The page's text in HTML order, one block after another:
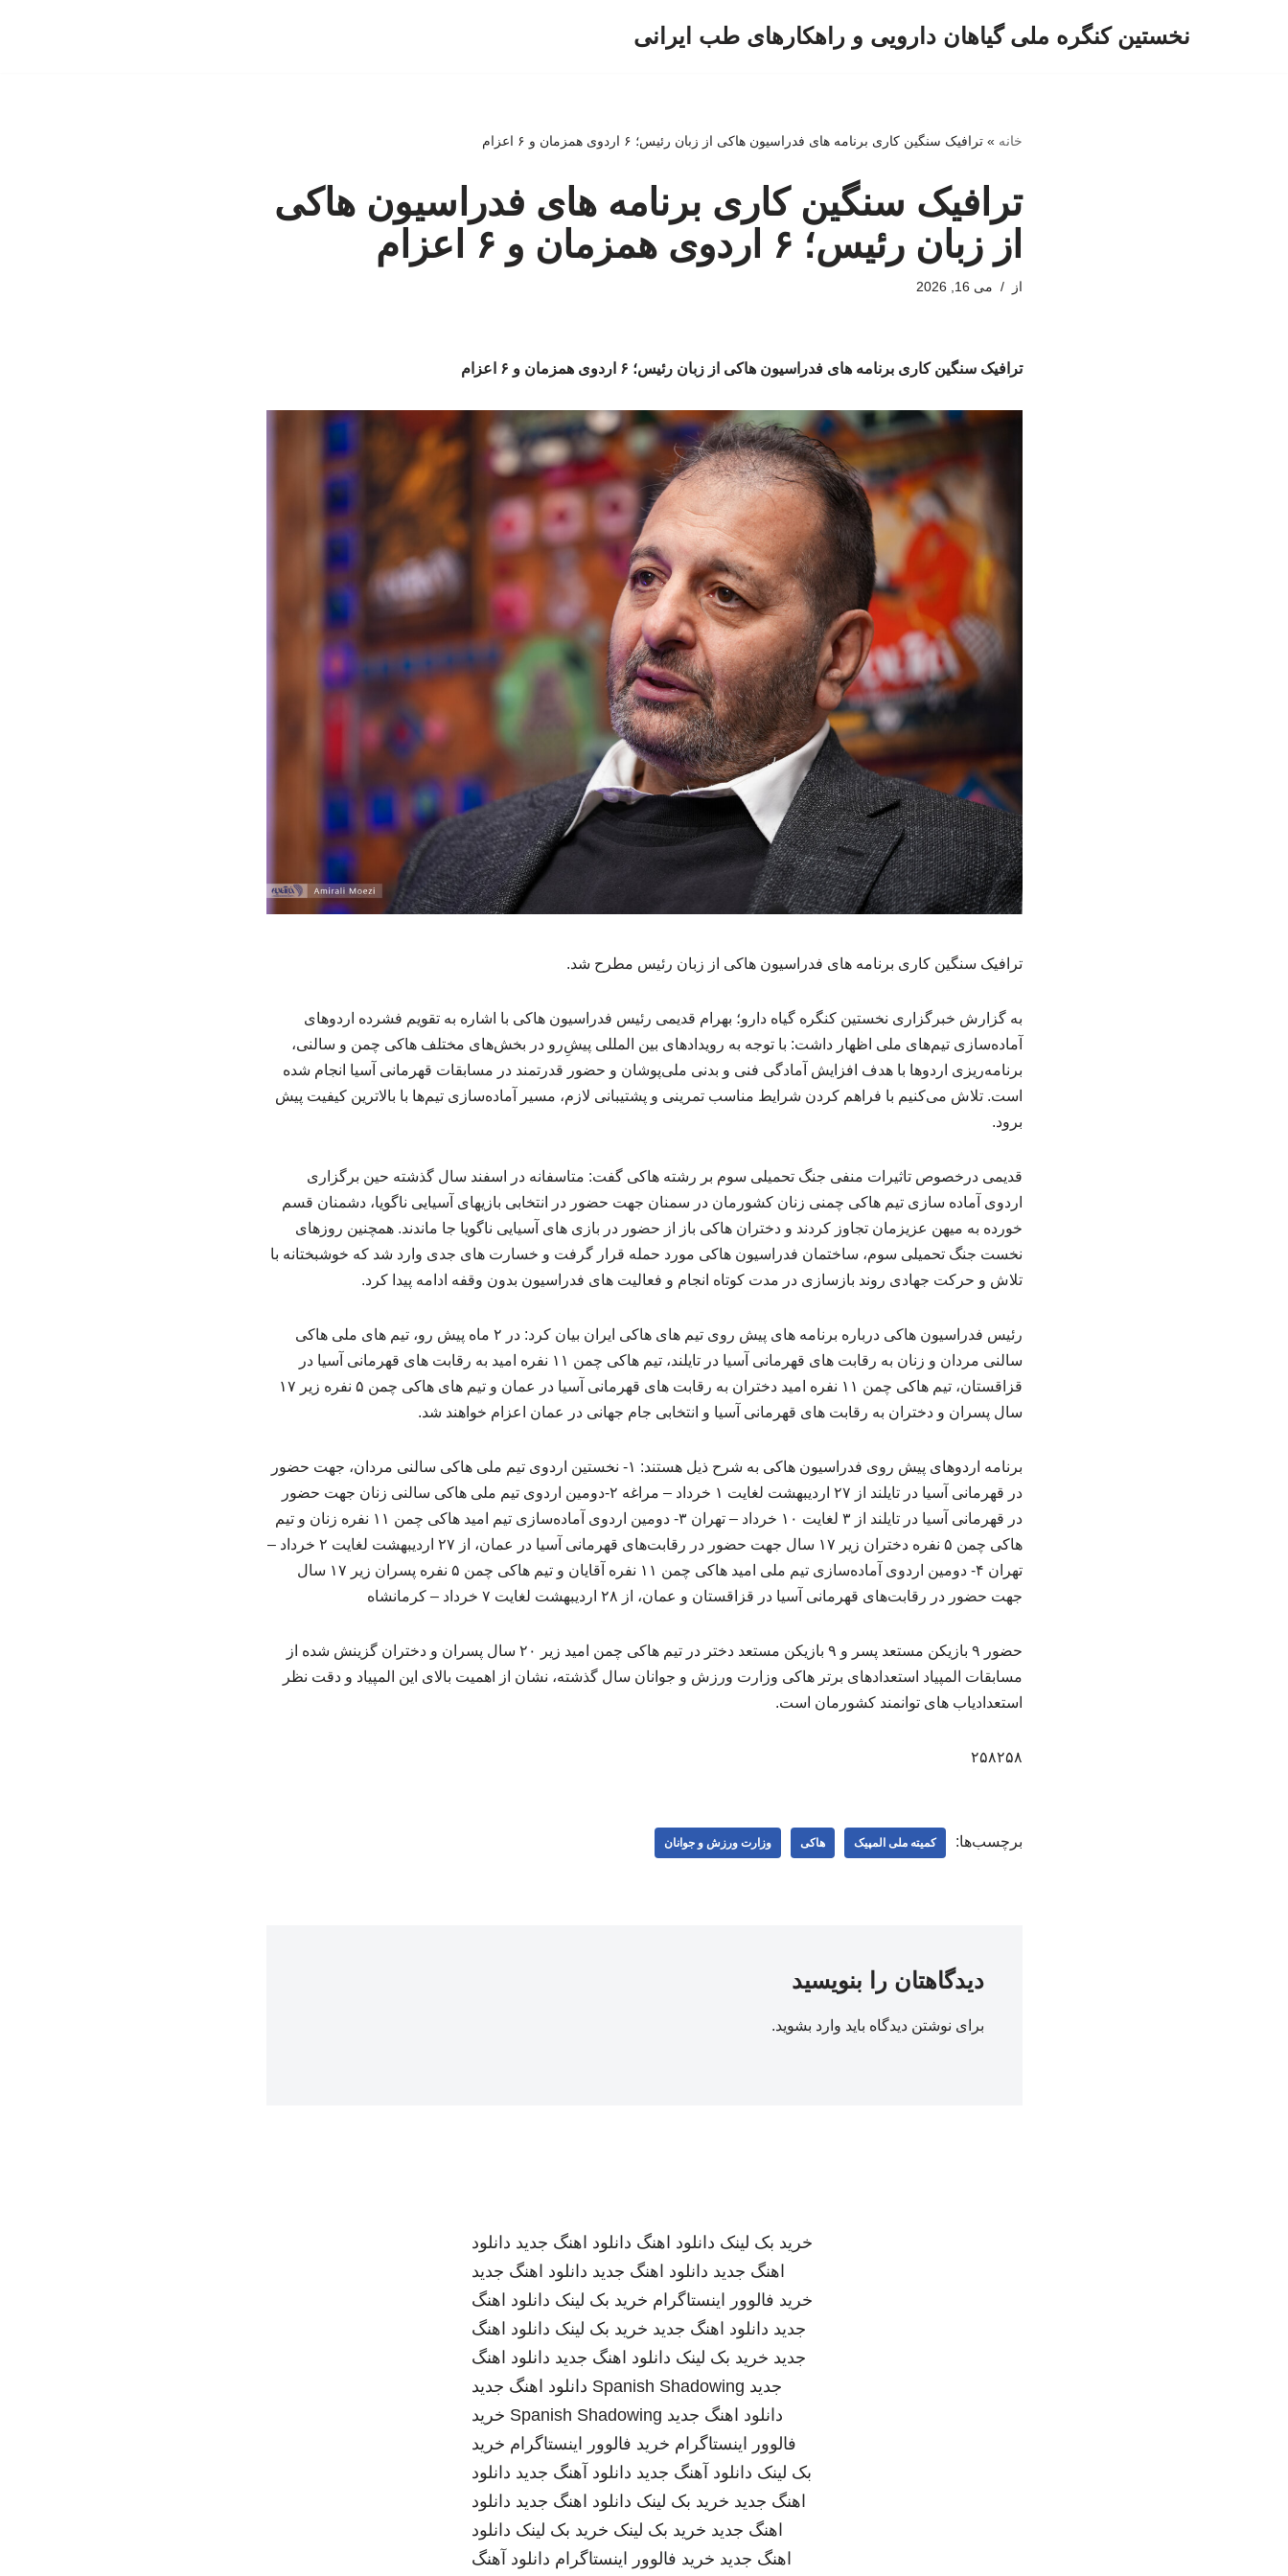
نخستین کنگره ملی گیاهان دارویی و راهکارهای طب ایرانی
خانه »ترافیک سنگین کاری برنامه های فدراسیون هاکی از زبان رئیس؛ ۶ اردوی همزمان و ۶ اعزام
ترافیک سنگین کاری برنامه های فدراسیون هاکی
از زبان رئیس؛ ۶ اردوی همزمان و ۶ اعزام
از می 16, 2026
ترافیک سنگین کاری برنامه های فدراسیون هاکی از زبان رئیس؛ ۶ اردوی همزمان و ۶ اعزام
ترافیک سنگین کاری برنامه های فدراسیون هاکی از زبان رئیس مطرح شد.
به گزارش خبرگزاری نخستین کنگره گیاه دارو؛ بهرام قدیمی رئیس فدراسیون هاکی با اشاره به تقویم فشرده اردوهای
آماده‌سازی تیم‌های ملی اظهار داشت: با توجه به رویدادهای بین المللی پیشِ‌رو در بخش‌های مختلف هاکی چمن و سالنی،
برنامه‌ریزی اردوها با هدف افزایش آمادگی فنی و بدنی ملی‌پوشان و حضور قدرتمند در مسابقات قهرمانی آسیا انجام شده
است. تلاش می‌کنیم با فراهم کردن شرایط مناسب تمرینی و پشتیبانی لازم، مسیر آماده‌سازی تیم‌ها با بالاترین کیفیت پیش
برود.
قدیمی درخصوص تاثیرات منفی جنگ تحمیلی سوم بر رشته هاکی گفت: متاسفانه در اسفند سال گذشته حین برگزاری
اردوی آماده سازی تیم هاکی چمنی زنان کشورمان در سمنان جهت حضور در انتخابی بازیهای آسیایی ناگویا، دشمنان قسم
خورده به میهن عزیزمان تجاوز کردند و دختران هاکی باز از حضور در بازی های آسیایی ناگویا جا ماندند. همچنین روزهای
نخست جنگ تحمیلی سوم، ساختمان فدراسیون هاکی مورد حمله قرار گرفت و خسارت های جدی وارد شد که خوشبختانه با
تلاش و حرکت جهادی روند بازسازی در مدت کوتاه انجام و فعالیت های فدراسیون بدون وقفه ادامه پیدا کرد.
رئیس فدراسیون هاکی درباره برنامه های پیش روی تیم های هاکی ایران بیان کرد: در ۲ ماه پیش رو، تیم های ملی هاکی
سالنی مردان و زنان به رقابت های قهرمانی آسیا در تایلند، تیم هاکی چمن ۱۱ نفره امید به رقابت های قهرمانی آسیا در
قزاقستان، تیم هاکی چمن ۱۱ نفره امید دختران به رقابت های قهرمانی آسیا در عمان و تیم های هاکی چمن ۵ نفره زیر ۱۷
سال پسران و دختران به رقابت های قهرمانی آسیا و انتخابی جام جهانی در عمان اعزام خواهند شد.
برنامه اردوهای پیش روی فدراسیون هاکی به شرح ذیل هستند: ۱- نخستین اردوی تیم ملی هاکی سالنی مردان، جهت حضور
در قهرمانی آسیا در تایلند از ۲۷ اردیبهشت لغایت ۱ خرداد – مراغه ۲-دومین اردوی تیم ملی هاکی سالنی زنان جهت حضور
در قهرمانی آسیا در تایلند از ۳ لغایت ۱۰ خرداد – تهران ۳- دومین اردوی آماده‌سازی تیم امید هاکی چمن ۱۱ نفره زنان و تیم
هاکی چمن ۵ نفره دختران زیر ۱۷ سال جهت حضور در رقابت‌های قهرمانی آسیا در عمان، از ۲۷ اردیبهشت لغایت ۲ خرداد –
تهران ۴- دومین اردوی آماده‌سازی تیم ملی امید هاکی چمن ۱۱ نفره آقایان و تیم هاکی چمن ۵ نفره پسران زیر ۱۷ سال
جهت حضور در رقابت‌های قهرمانی آسیا در قزاقستان و عمان، از ۲۸ اردیبهشت لغایت ۷ خرداد – کرمانشاه
حضور ۹ بازیکن مستعد پسر و ۹ بازیکن مستعد دختر در تیم هاکی چمن امید زیر ۲۰ سال پسران و دختران گزینش شده از
مسابقات المپیاد استعدادهای برتر هاکی وزارت ورزش و جوانان سال گذشته، نشان از اهمیت بالای این المپیاد و دقت نظر
استعدادیاب های توانمند کشورمان است.
۲۵۸۲۵۸
برچسب‌ها: کمیته ملی المپیک هاکی وزارت ورزش و جوانان
دیدگاهتان را بنویسید
برای نوشتن دیدگاه باید وارد بشوید.
خرید بک لینک دانلود اهنگ دانلود اهنگ جدید دانلود
اهنگ جدید دانلود اهنگ جدید دانلود اهنگ جدید
خرید فالوور اینستاگرام خرید بک لینک دانلود اهنگ
جدید دانلود اهنگ جدید خرید بک لینک دانلود اهنگ
جدید خرید بک لینک دانلود اهنگ جدید دانلود اهنگ
جدید Spanish Shadowing دانلود اهنگ جدید
دانلود اهنگ جدید Spanish Shadowing خرید
فالوور اینستاگرام خرید فالوور اینستاگرام خرید
بک لینک دانلود آهنگ جدید دانلود آهنگ جدید دانلود
اهنگ جدید خرید بک لینک دانلود اهنگ جدید دانلود
اهنگ جدید خرید بک لینک خرید بک لینک دانلود
اهنگ جدید خرید فالوور اینستاگرام دانلود آهنگ